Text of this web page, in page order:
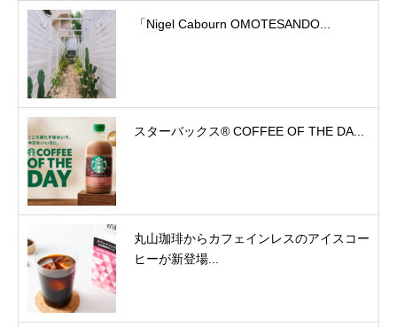
「Nigel Cabourn OMOTESANDO...
スターバックス® COFFEE OF THE DA...
丸山珈琲からカフェインレスのアイスコー
ヒーが新登場...